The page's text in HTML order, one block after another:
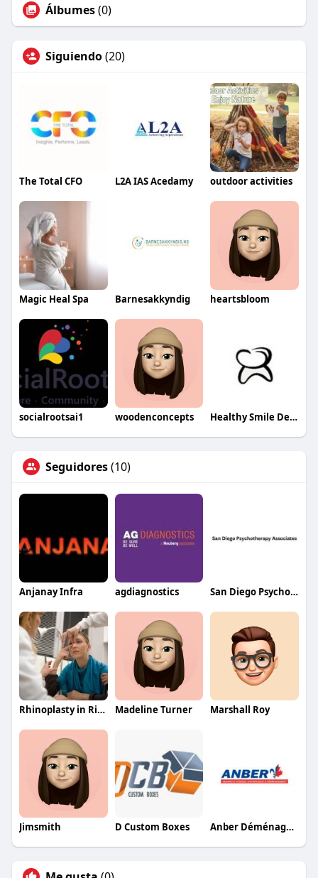
Álbumes(0)
Siguiendo(20)
The Total CFO L2A IAS Acedamy outdoor activities
Magic Heal Spa Barnesakkyndig heartsbloom
socialrootsai1 woodenconcepts Healthy Smile Dentistry
Seguidores(10)
Anjanay Infra agdiagnostics San Diego Psychotherapy Associates
Rhinoplasty in Riyadh Madeline Turner Marshall Roy
Jimsmith D Custom Boxes Anber Déménagement